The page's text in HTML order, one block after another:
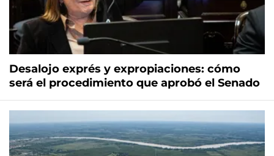
Desalojo exprés y expropiaciones: cómo
será el procedimiento que aprobó el Senado